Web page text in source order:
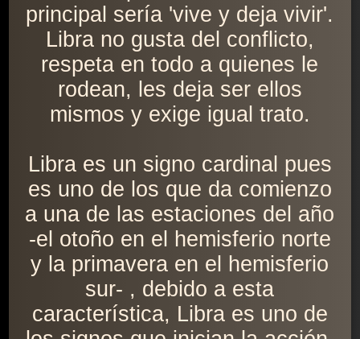
principal sería 'vive y deja vivir'.
Libra no gusta del conflicto,
respeta en todo a quienes le
rodean, les deja ser ellos
mismos y exige igual trato.
Libra es un signo cardinal pues
es uno de los que da comienzo
a una de las estaciones del año
-el otoño en el hemisferio norte
y la primavera en el hemisferio
sur- , debido a esta
característica, Libra es uno de